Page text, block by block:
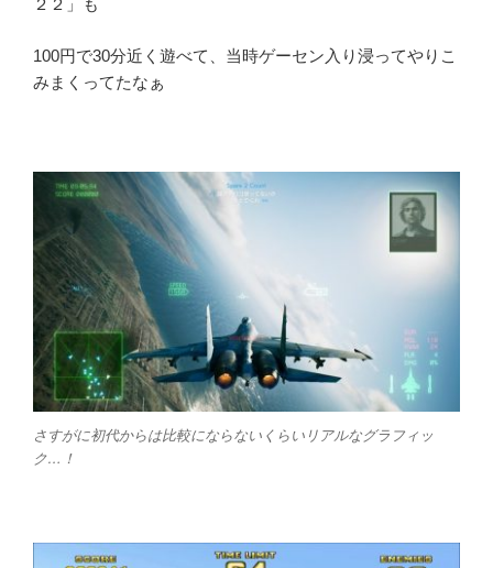
２２」も
100円で30分近く遊べて、当時ゲーセン入り浸ってやりこ
みまくってたなぁ
さすがに初代からは比較にならないくらいリアルなグラフィッ
ク…！